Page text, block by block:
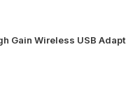
Gain Wireless USB